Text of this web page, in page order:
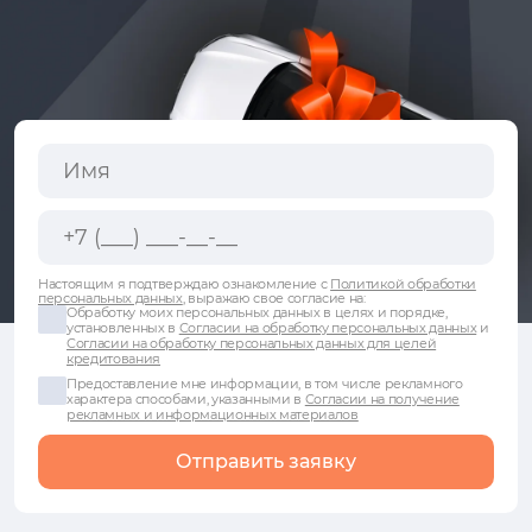
Настоящим я подтверждаю ознакомление с Политикой обработки
персональных данных, выражаю свое согласие на:
Обработку моих персональных данных в целях и порядке,
установленных в Согласии на обработку персональных данныхи
Согласии на обработку персональных данных для целей
кредитования
Предоставление мне информации, в том числе рекламного
характера способами, указанными в Согласии на получение
рекламных и информационных материалов
Отправить заявку